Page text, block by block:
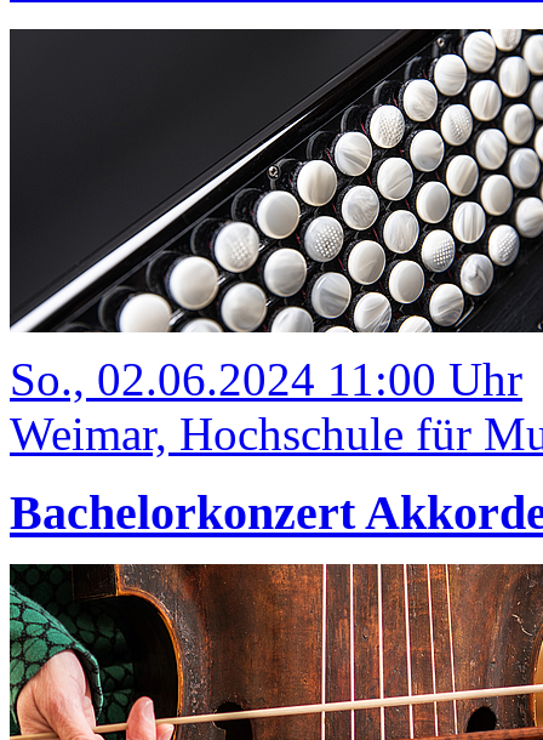
So., 02.06.2024 11:00 Uhr
Weimar, Hochschule für
Bachelorkonzert